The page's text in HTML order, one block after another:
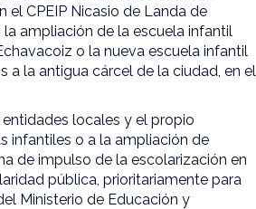
el CPEIP Nicasio de Landa de
ampliación de la escuela infantil
o la nueva escuela infantil
la antigua cárcel de la ciudad, en el
locales y el propio
infantiles o a la ampliación de
de impulso de la escolarización en
pública, prioritariamente para
Ministerio de Educación y